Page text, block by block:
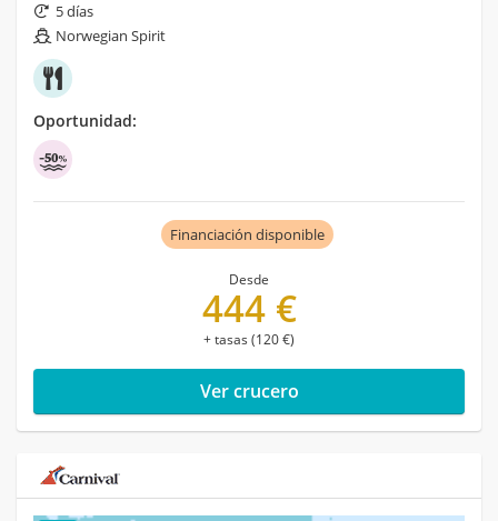
5 días
Norwegian Spirit
Oportunidad:
Financiación disponible
Desde
444 €
+ tasas (120 €)
Ver crucero